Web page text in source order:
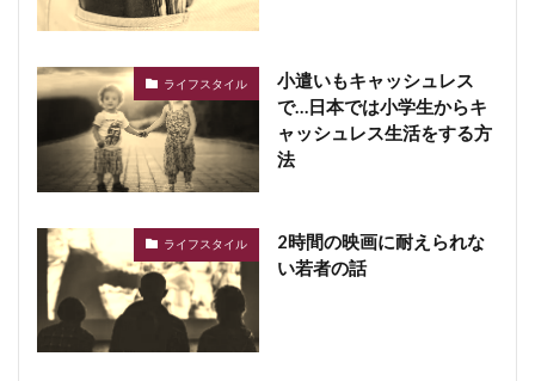
ライフスタイル
小遣いもキャッシュレス
で…日本では小学生からキ
ャッシュレス生活をする方
法
ライフスタイル
2時間の映画に耐えられな
い若者の話